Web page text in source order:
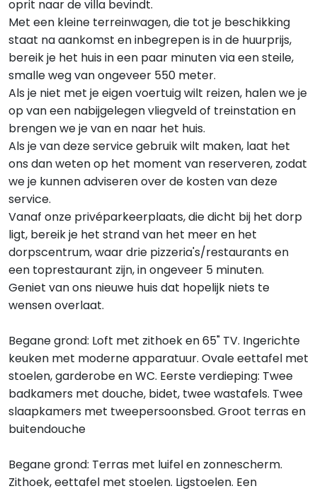
oprit naar de villa bevindt.
Met een kleine terreinwagen, die tot je beschikking
staat na aankomst en inbegrepen is in de huurprijs,
bereik je het huis in een paar minuten via een steile,
smalle weg van ongeveer 550 meter.
Als je niet met je eigen voertuig wilt reizen, halen we je
op van een nabijgelegen vliegveld of treinstation en
brengen we je van en naar het huis.
Als je van deze service gebruik wilt maken, laat het
ons dan weten op het moment van reserveren, zodat
we je kunnen adviseren over de kosten van deze
service.
Vanaf onze privéparkeerplaats, die dicht bij het dorp
ligt, bereik je het strand van het meer en het
dorpscentrum, waar drie pizzeria's/restaurants en
een toprestaurant zijn, in ongeveer 5 minuten.
Geniet van ons nieuwe huis dat hopelijk niets te
wensen overlaat.
Begane grond: Loft met zithoek en 65" TV. Ingerichte
keuken met moderne apparatuur. Ovale eettafel met
stoelen, garderobe en WC. Eerste verdieping: Twee
badkamers met douche, bidet, twee wastafels. Twee
slaapkamers met tweepersoonsbed. Groot terras en
buitendouche
Begane grond: Terras met luifel en zonnescherm.
Zithoek, eettafel met stoelen. Ligstoelen. Een